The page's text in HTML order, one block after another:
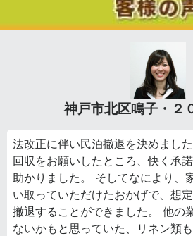
神戸市北区鳴子・２
法改正に伴い民泊撤退を決めまし
回収をお願いしたところ、快く承
助かりました。 そしてなにより、
い取っていただけたおかげで、想
撤退することができました。 他の
ないかもと思っていた、リネン類